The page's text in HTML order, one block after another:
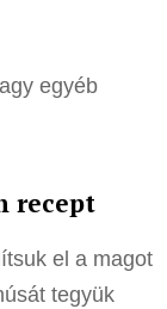
egyéb
recept
el a magot
tegyük